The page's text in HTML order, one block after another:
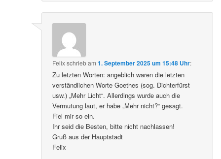
Felixschriebam1. September 2025 um 15:48 Uhr:
Zu letzten Worten: angeblich waren die letzten
verständlichen Worte Goethes (sog. Dichterfürst
usw.) „Mehr Licht“. Allerdings wurde auch die
Vermutung laut, er habe „Mehr nicht?“ gesagt.
Fiel mir so ein.
Ihr seid die Besten, bitte nicht nachlassen!
Gruß aus der Hauptstadt
Felix